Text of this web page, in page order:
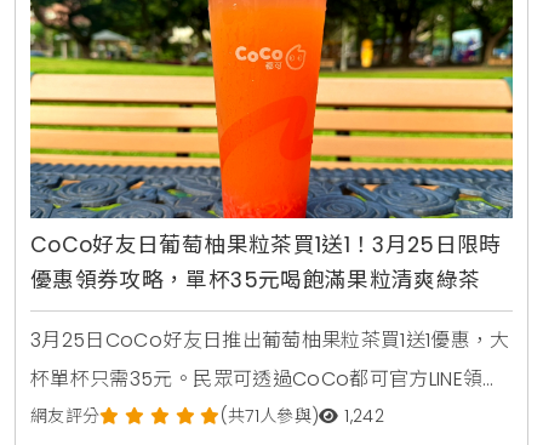
CoCo好友日葡萄柚果粒茶買1送1！3月25日限時
優惠領券攻略，單杯35元喝飽滿果粒清爽綠茶
3月25日CoCo好友日推出葡萄柚果粒茶買1送1優惠，大
杯單杯只需35元。民眾可透過CoCo都可官方LINE領取
優惠券，享受紅葡萄柚果粒與綠茶結合的清爽滋味。
網友評分 (共71人參與) 1,242